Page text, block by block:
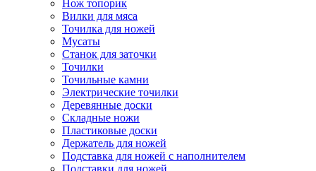
Нож топорик
Вилки для мяса
Точилка для ножей
Мусаты
Станок для заточки
Точилки
Точильные камни
Электрические точилки
Деревянные доски
Складные ножи
Пластиковые доски
Держатель для ножей
Подставка для ножей с наполнителем
Подставки для ножей